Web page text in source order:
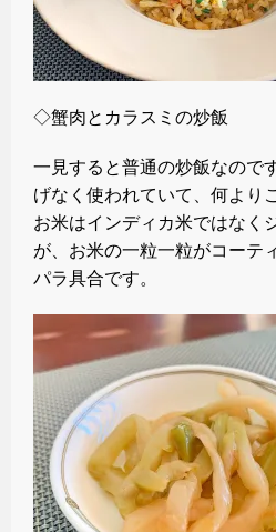
◇蟹肉とカラスミの炒飯
一見すると普通の炒飯なので
げなく使われていて、何より
お米はインディカ米ではなく
が、お米の一粒一粒がコーテ
パラ具合です。